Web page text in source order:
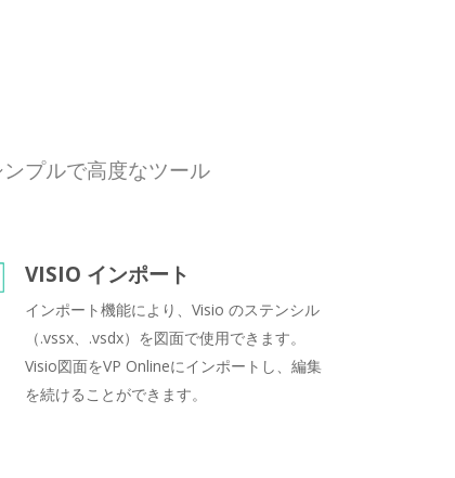
プルで高度なツール
VISIO インポート
インポート機能により、Visio のステンシル
（.vssx、.vsdx）を図面で使用できます。
Visio図面をVP Onlineにインポートし、編集
を続けることができます。